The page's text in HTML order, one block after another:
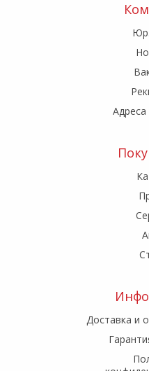
Адреса
Доставка и